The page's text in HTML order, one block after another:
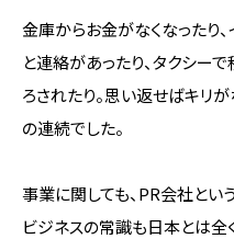
金庫からお金がなくなったり
と連絡があったり、タクシー
ろされたり。思い返せばキリ
の連続でした。
事業に関しても、PR会社とい
ビジネスの常識も日本とは全